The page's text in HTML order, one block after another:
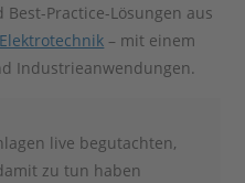
Practice-Lösungen aus
Elektrotechnik – mit einem
Industrieanwendungen.
live begutachten,
zu tun haben